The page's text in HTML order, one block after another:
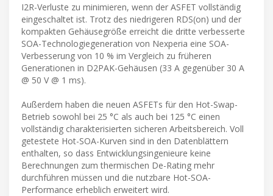
I2R-Verluste zu minimieren, wenn der ASFET vollständig
eingeschaltet ist. Trotz des niedrigeren RDS(on) und der
kompakten Gehäusegröße erreicht die dritte verbesserte
SOA-Technologiegeneration von Nexperia eine SOA-
Verbesserung von 10 % im Vergleich zu früheren
Generationen in D2PAK-Gehäusen (33 A gegenüber 30 A
@ 50 V @ 1 ms).
Außerdem haben die neuen ASFETs für den Hot-Swap-
Betrieb sowohl bei 25 °C als auch bei 125 °C einen
vollständig charakterisierten sicheren Arbeitsbereich. Voll
getestete Hot-SOA-Kurven sind in den Datenblättern
enthalten, so dass Entwicklungsingenieure keine
Berechnungen zum thermischen De-Rating mehr
durchführen müssen und die nutzbare Hot-SOA-
Performance erheblich erweitert wird.